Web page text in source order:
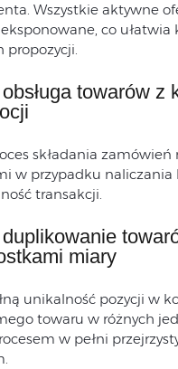
Wszystkie aktywne
co ułatwia
propozycji.
towarów z
składania zamówień
w przypadku naliczania
transakcji.
miary
unikalność pozycji w
towaru w różnych
w pełni